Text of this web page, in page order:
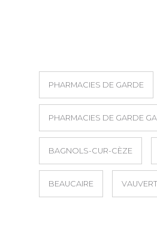
PHARMACIES DE GARDE
PHARMACIES DE GARDE
BAGNOLS-CUR-CÈZE
BEAUCAIRE VAUVERT